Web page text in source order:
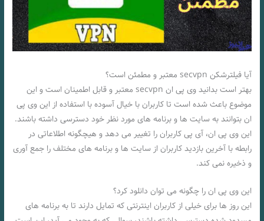
آیا فیلترشکن secvpn معتبر و مطمئن است؟
بهتر است بدانید وی پی ان secvpn معتبر و قابل اطمینان است و این
موضوع باعث شده است تا کاربران با خیال آسوده با استفاده از این وی پی
ان بتوانند به سایت ها و برنامه های مورد نظر خود دسترسی داشته باشند.
این وی پی ان، آی پی کاربران را تغییر می‌ دهد و هیچگونه اطلاعاتی در
رابطه با آخرین بازدید کاربران از سایت ها و برنامه های مختلف را جمع آوری
و ذخیره نمی کند.
این وی پی ان را چگونه می توان دانلود کرد؟
این روز ها برای خیلی از کاربران اینترنتی که تمایل دارند تا به برنامه های